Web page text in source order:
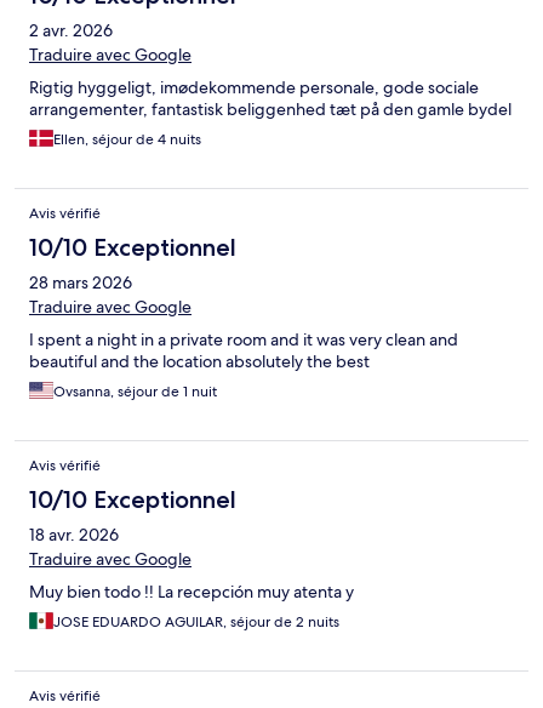
2 avr. 2026
Traduire avec Google
Rigtig hyggeligt, imødekommende personale, gode sociale
arrangementer, fantastisk beliggenhed tæt på den gamle bydel
Ellen, séjour de 4 nuits
Avis vérifié
10/10 Exceptionnel
28 mars 2026
Traduire avec Google
I spent a night in a private room and it was very clean and
beautiful and the location absolutely the best
Ovsanna, séjour de 1 nuit
Avis vérifié
10/10 Exceptionnel
18 avr. 2026
Traduire avec Google
Muy bien todo !! La recepción muy atenta y
JOSE EDUARDO AGUILAR, séjour de 2 nuits
Avis vérifié